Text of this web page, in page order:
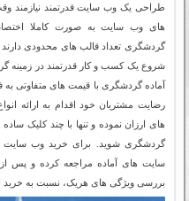
طراحی یک وب سایت قدرتمند نیازمند
های وب سایت به صورت کاملا
گردشگری تعداد قالب های محدودی دارند
شروع یک کسب و کار قدرتمند در زمینه
آماده گردشگری با قیمت های متفاوتی
رضایت مشتریان خود اقدام به ارائه
های ارزان نموده و تنها با چند کلیک
گردشگری شوید. برای خرید وب سایت
سایت های آماده مراجعه کرده و پس
بررسی ویژگی های هریک، نسبت به خرید